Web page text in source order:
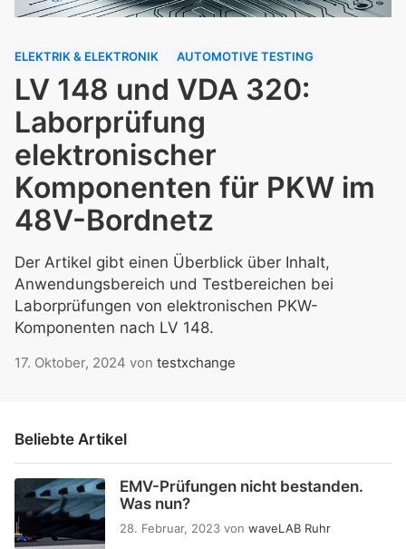
ELEKTRIK & ELEKTRONIK AUTOMOTIVE TESTING
LV 148 und VDA 320:
Laborprüfung
elektronischer
Komponenten für PKW im
48V-Bordnetz
Der Artikel gibt einen Überblick über Inhalt,
Anwendungsbereich und Testbereichen bei
Laborprüfungen von elektronischen PKW-
Komponenten nach LV 148.
17. Oktober, 2024 von testxchange
Beliebte Artikel
EMV-Prüfungen nicht bestanden.
Was nun?
28. Februar, 2023 von waveLAB Ruhr